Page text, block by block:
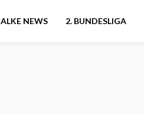
NEWS 2. BUNDESLIGA